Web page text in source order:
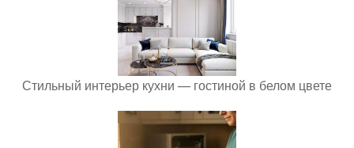
Стильный интерьер кухни — гостиной в белом цвете